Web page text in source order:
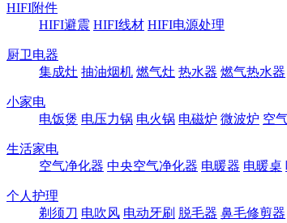
HIFI附件
HIFI避震 HIFI线材 HIFI电源处理
厨卫电器
集成灶 抽油烟机 燃气灶 热水器 燃气热水器
小家电
电饭煲 电压力锅 电火锅 电磁炉 微波炉 空
生活家电
空气净化器 中央空气净化器 电暖器 电暖桌
个人护理
剃须刀 电吹风 电动牙刷 脱毛器 鼻毛修剪器